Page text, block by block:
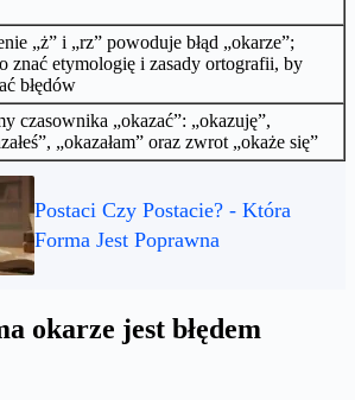
„ż” i „rz” powoduje błąd „okarze”;
znać etymologię i zasady ortografii, by
błędów
czasownika „okazać”: „okazuję”,
„okazałam” oraz zwrot „okaże się”
Postaci Czy Postacie? - Która
Forma Jest Poprawna
okarze jest błędem